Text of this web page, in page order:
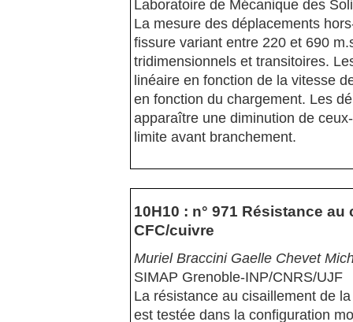
Laboratoire de Mécanique des
La mesure des déplacements
fissure variant entre 220 et 690
tridimensionnels et transitoires.
linéaire en fonction de la vitesse
en fonction du chargement. Les
apparaître une diminution de
limite avant branchement.
10H10 : n° 971 Résistance
CFC/cuivre
Muriel Braccini Gaelle Chevet
SIMAP Grenoble-INP/CNRS/UJF
La résistance au cisaillement de
est testée dans la configuration